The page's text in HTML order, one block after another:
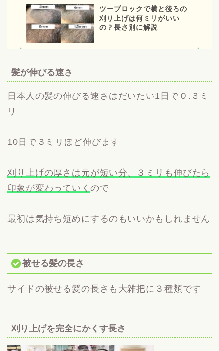
ツーブロックで横と後ろの
刈り上げは何ミリがいい
の？長さ別に解説
髪が伸びる速さ
日本人の髪の伸びる速さはだいたい1日で０.３ミ
リ
10日で３ミリほど伸びます
刈り上げの厚さは元が短い分、３ミリも伸びたら
印象が変わっていく ので
最初は気持ち短めにするのもいいかもしれません
被せる髪の長さ
サイドの被せる髪の長さも大雑把に３種類です
刈り上げを完全にかくす長さ